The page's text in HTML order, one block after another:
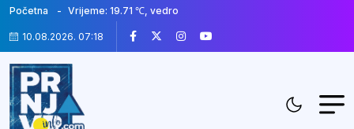
Početna Vrijeme: 19.71 ℃, vedro
10.08.2026. 07:18